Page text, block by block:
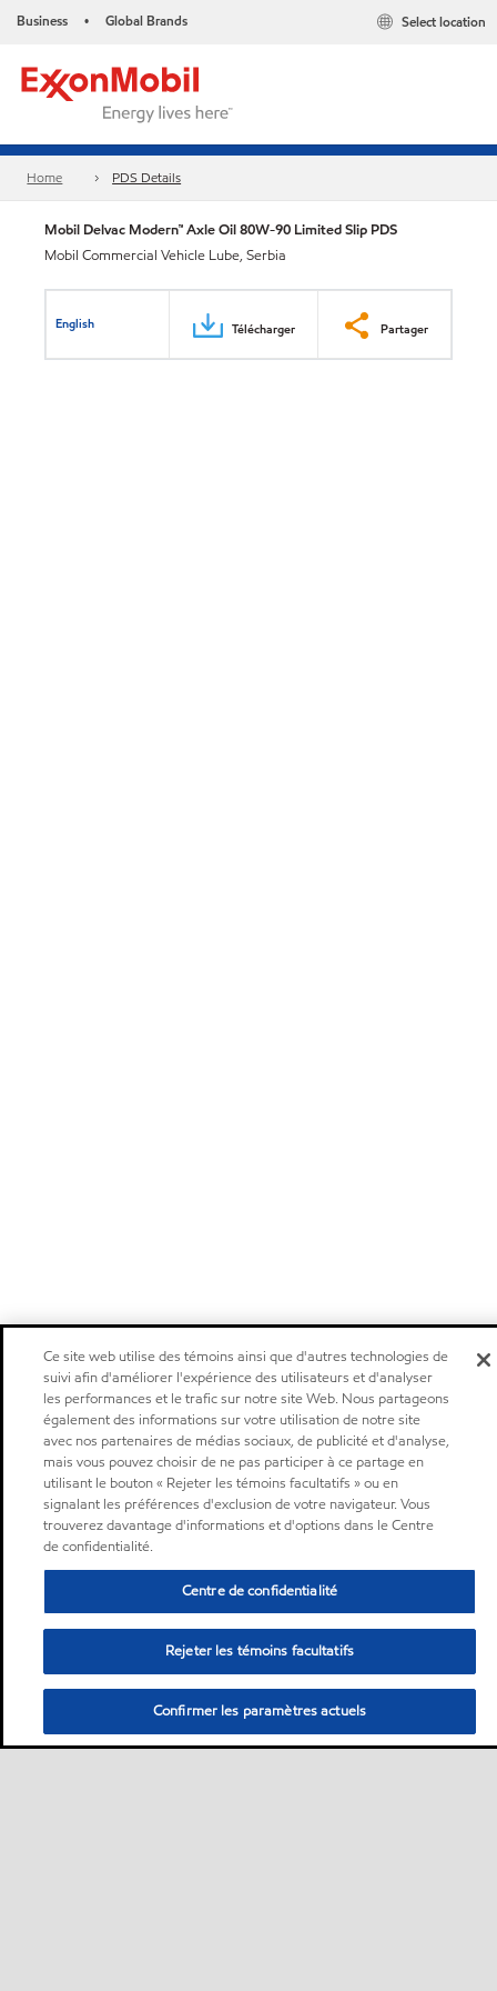
Business • Global Brands Select location
Home PDS Details
Mobil Delvac Modern™ Axle Oil 80W-90 Limited Slip PDS
Mobil Commercial Vehicle Lube, Serbia
English Télécharger Partager
Ce site web utilise des témoins ainsi que d'autres technologies de
suivi afin d'améliorer l'expérience des utilisateurs et d'analyser
les performances et le trafic sur notre site Web. Nous partageons
également des informations sur votre utilisation de notre site
avec nos partenaires de médias sociaux, de publicité et d'analyse,
mais vous pouvez choisir de ne pas participer à ce partage en
utilisant le bouton « Rejeter les témoins facultatifs » ou en
signalant les préférences d'exclusion de votre navigateur. Vous
trouverez davantage d'informations et d'options dans le Centre
de confidentialité.
Centre de confidentialité
Rejeter les témoins facultatifs
Confirmer les paramètres actuels